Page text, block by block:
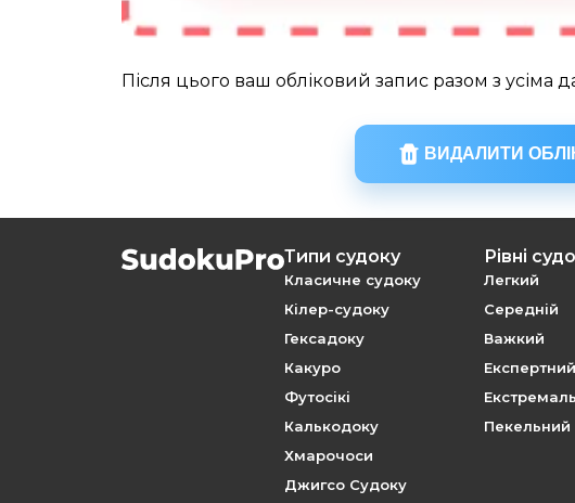
Після цього ваш обліковий запис разом з усіма
ВИДАЛИТИ
Типи судоку
Класичне судоку
Кілер-судоку
Гексадоку
Какуро
Футосікі
Калькодоку
Хмарочоси
Джигсо Судоку
Рівні
Легкий
Середній
Важкий
Експертний
Пекельний